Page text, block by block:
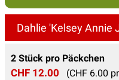
Dahlie 'Kelsey Annie
2 Stück pro Päckchen
CHF 12.00 (CHF 6.00